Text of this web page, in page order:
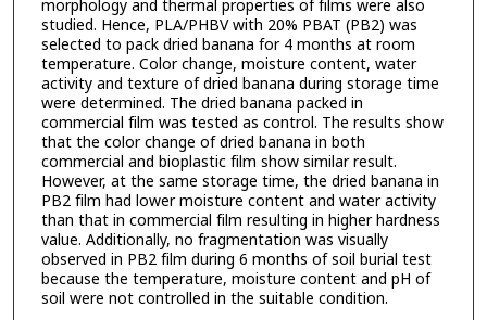
morphology and thermal properties of films were also
studied. Hence, PLA/PHBV with 20% PBAT (PB2) was
selected to pack dried banana for 4 months at room
temperature. Color change, moisture content, water
activity and texture of dried banana during storage time
were determined. The dried banana packed in
commercial film was tested as control. The results show
that the color change of dried banana in both
commercial and bioplastic film show similar result.
However, at the same storage time, the dried banana in
PB2 film had lower moisture content and water activity
than that in commercial film resulting in higher hardness
value. Additionally, no fragmentation was visually
observed in PB2 film during 6 months of soil burial test
because the temperature, moisture content and pH of
soil were not controlled in the suitable condition.